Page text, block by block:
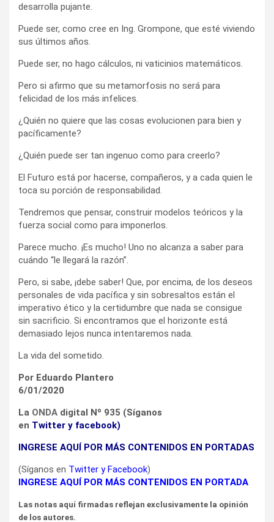
desarrolla pujante.
Puede ser, como cree en Ing. Grompone, que esté viviendo
sus últimos años.
Puede ser, no hago cálculos, ni vaticinios matemáticos.
Pero si afirmo que su metamorfosis no será para
felicidad de los más infelices.
¿Quién no quiere que las cosas evolucionen para bien y
pacíficamente?
¿Quién puede ser tan ingenuo como para creerlo?
El Futuro está por hacerse, compañeros, y a cada quien le
toca su porción de responsabilidad.
Tendremos que pensar, construir modelos teóricos y la
fuerza social como para imponerlos.
Parece mucho. ¡Es mucho! Uno no alcanza a saber para
cuándo “le llegará la razón”.
Pero, si sabe, ¡debe saber! Que, por encima, de los deseos
personales de vida pacífica y sin sobresaltos están el
imperativo ético y la certidumbre que nada se consigue
sin sacrificio. Si encontramos que el horizonte está
demasiado lejos nunca intentaremos nada.
La vida del sometido.
Por Eduardo Plantero
6/01/2020
La ONDA digital Nº 935 (Síganos
en Twitter y facebook)
INGRESE AQUÍ POR MÁS CONTENIDOS EN PORTADAS
(Síganos en Twitter yFacebook)
INGRESE AQUÍ POR MÁS CONTENIDOS EN PORTADA
Las notas aquí firmadas reflejan exclusivamente la opinión
de los autores.